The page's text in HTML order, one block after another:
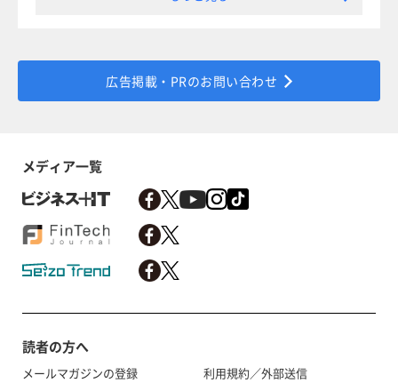
広告掲載・PRのお問い合わせ
メディア一覧
読者の方へ
メールマガジンの登録
利用規約／外部送信